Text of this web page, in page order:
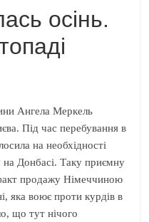
осінь.
Ангела Меркель
Під час перебування в
на необхідності
Донбасі. Таку приємну
продажу Німеччиною
яка воює проти курдів в
що тут нічого